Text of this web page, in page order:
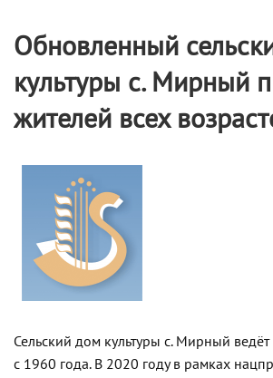
Обновленный
культуры с. Мирный
жителей всех
Сельский дом культуры с. Мирный ведёт
с 1960 года. В 2020 году в рамках